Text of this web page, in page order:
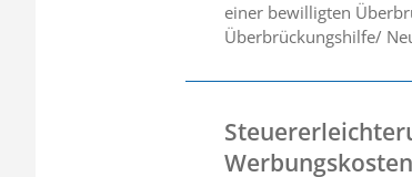
einer bewilligten
Überbrückungshilfe/